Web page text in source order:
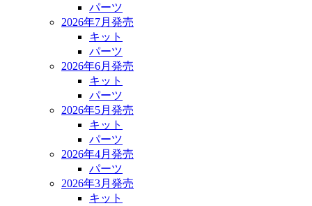
パーツ
2026年7月発売
キット
パーツ
2026年6月発売
キット
パーツ
2026年5月発売
キット
パーツ
2026年4月発売
パーツ
2026年3月発売
キット